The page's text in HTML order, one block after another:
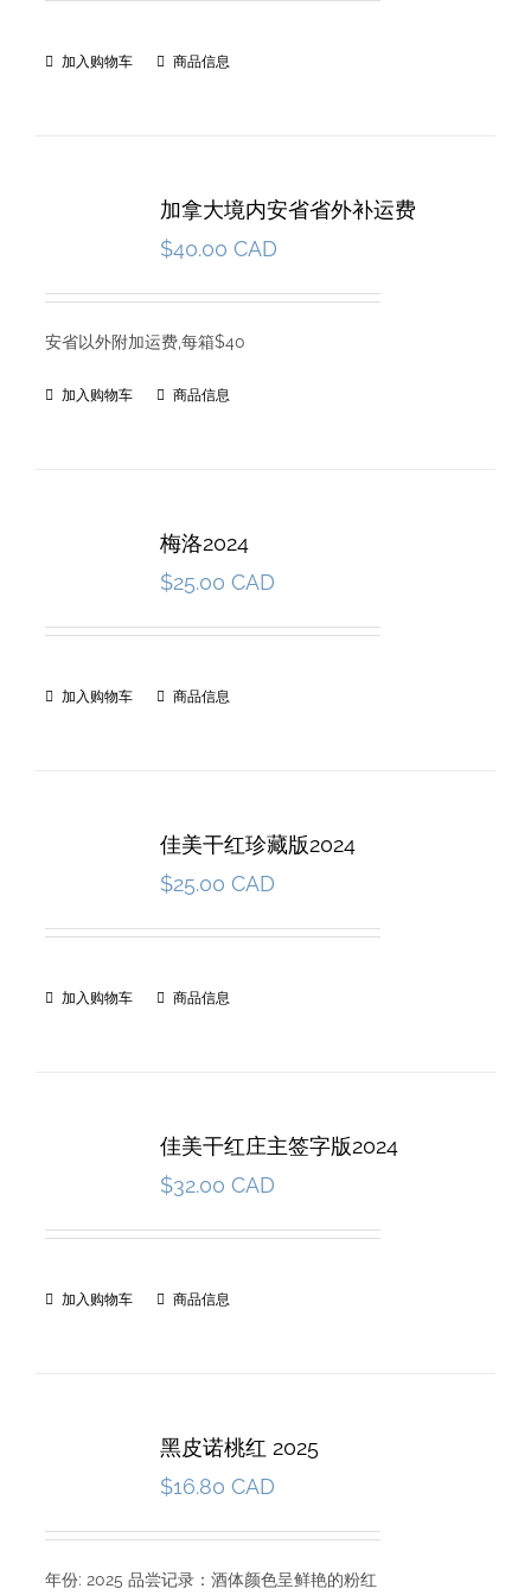
加入购物车 商品信息
加拿大境内安省省外补运费
$40.00 CAD
安省以外附加运费,每箱$40
加入购物车 商品信息
梅洛2024
$25.00 CAD
加入购物车 商品信息
佳美干红珍藏版2024
$25.00 CAD
加入购物车 商品信息
佳美干红庄主签字版2024
$32.00 CAD
加入购物车 商品信息
黑皮诺桃红 2025
$16.80 CAD
年份: 2025 品尝记录：酒体颜色呈鲜艳的粉红